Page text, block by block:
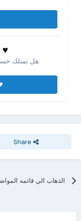
♥
هل تمتلك
Share
الذهاب الي قائمه